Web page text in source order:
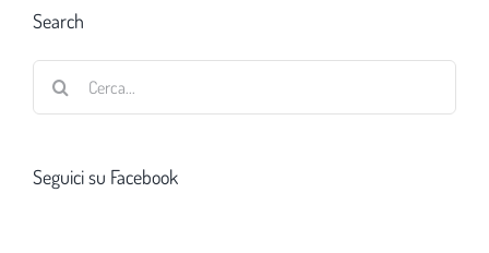
Search
Seguici su Facebook